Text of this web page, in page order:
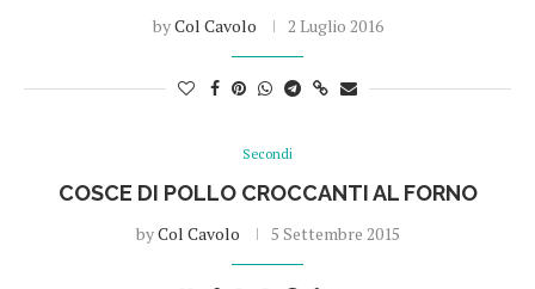
byCol Cavolo 2 Luglio 2016
Secondi
COSCE DI POLLO CROCCANTI AL FORNO
byCol Cavolo 5 Settembre 2015